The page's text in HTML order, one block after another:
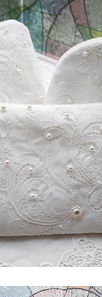
】豪華レースの
オーバードレ
】バッグ＆ポー
シフォンオー
】フリルとレース